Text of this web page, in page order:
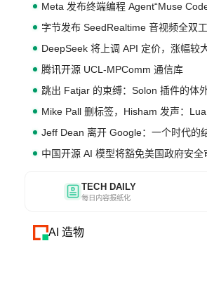
Meta 发布终端编程 Agent“Muse
字节发布 SeedRealtime 音视频全双
DeepSeek 将上调 API 定价，涨幅较
腾讯开源 UCL-MPComm 通信库
跳出 Fatjar 的束缚：Solon 插件的体
Mike Pall 删标签，Hisham 发声：
Jeff Dean 离开 Google：一个时代的
中国开源 AI 模型将豁免美国政府安全
TECH DAILY
每日内容报纸化
AI 造物